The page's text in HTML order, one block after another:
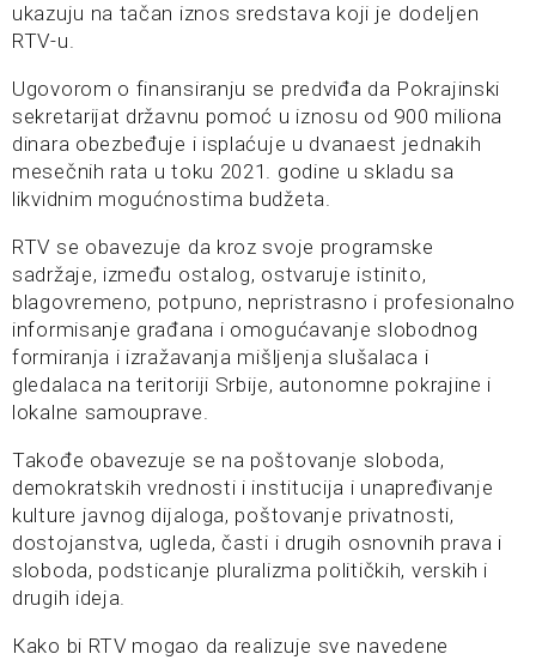
ukazuju na tačan iznos sredstava koji je dodeljen
RTV-u.
Ugovorom o finansiranju se predviđa da Pokrajinski
sekretarijat državnu pomoć u iznosu od 900 miliona
dinara obezbeđuje i isplaćuje u dvanaest jednakih
mesečnih rata u toku 2021. godine u skladu sa
likvidnim mogućnostima budžeta.
RTV se obavezuje da kroz svoje programske
sadržaje, između ostalog, ostvaruje istinito,
blagovremeno, potpuno, nepristrasno i profesionalno
informisanje građana i omogućavanje slobodnog
formiranja i izražavanja mišljenja slušalaca i
gledalaca na teritoriji Srbije, autonomne pokrajine i
lokalne samouprave.
Takođe obavezuje se na poštovanje sloboda,
demokratskih vrednosti i institucija i unapređivanje
kulture javnog dijaloga, poštovanje privatnosti,
dostojanstva, ugleda, časti i drugih osnovnih prava i
sloboda, podsticanje pluralizma političkih, verskih i
drugih ideja.
Кako bi RTV mogao da realizuje sve navedene